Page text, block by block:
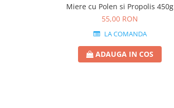
Miere cu Polen si Propolis 450g
55,00 RON
LA COMANDA
ADAUGA IN COS